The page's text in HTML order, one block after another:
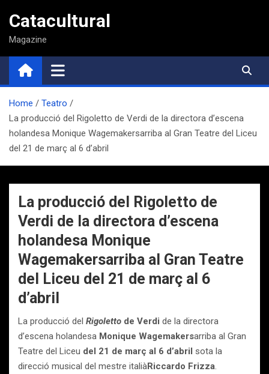
contenido
Catacultural
Magazine
Home
Teatro
La producció del Rigoletto de Verdi de la directora d’escena
holandesa Monique Wagemakersarriba al Gran Teatre del Liceu
del 21 de març al 6 d’abril
La producció del Rigoletto de
Verdi de la directora d’escena
holandesa Monique
Wagemakersarriba al Gran Teatre
del Liceu del 21 de març al 6
d’abril
La producció del Rigoletto de Verdi de la directora
d’escena holandesa Monique Wagemakersarriba al Gran
Teatre del Liceu del 21 de març al 6 d’abril sota la
direcció musical del mestre italiàRiccardo Frizza.